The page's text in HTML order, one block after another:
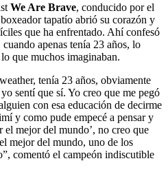
We Are Brave, conducido por el
tapatío abrió su corazón y
que ha enfrentado. Ahí confesó
apenas tenía 23 años, lo
que muchos imaginaban.
tenía 23 años, obviamente
sentí que sí. Yo creo que me pegó
con esa educación de decirme
y como pude empecé a pensar y
el mejor del mundo’, no creo que
mejor del mundo, uno de los
comentó el campeón indiscutible